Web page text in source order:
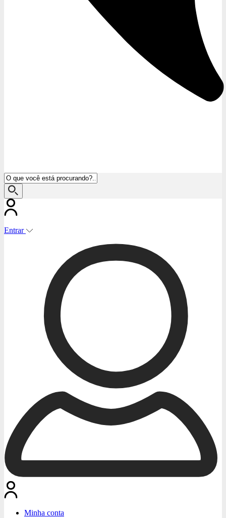
Entrar
Minha conta